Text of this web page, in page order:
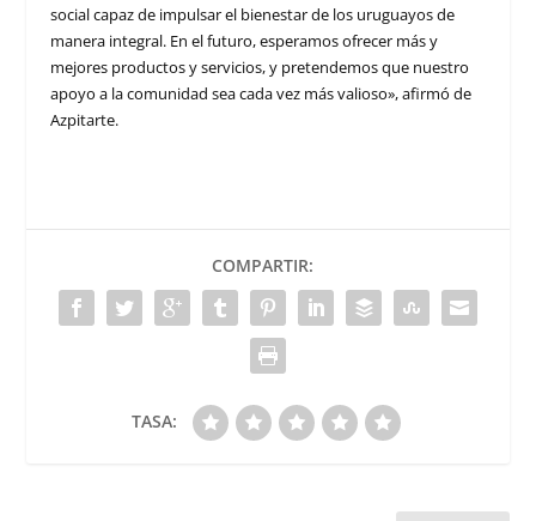
social capaz de impulsar el bienestar de los uruguayos de
manera integral. En el futuro, esperamos ofrecer más y
mejores productos y servicios, y pretendemos que nuestro
apoyo a la comunidad sea cada vez más valioso», afirmó de
Azpitarte.
COMPARTIR:
TASA: